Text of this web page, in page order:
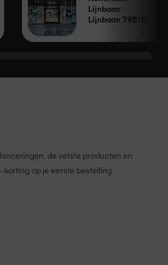
Lijnbaan
Lijnbaan 79B/C
de vetste producten en
korting op je eerste bestelling.